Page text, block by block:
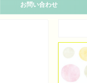
お問い合わせ